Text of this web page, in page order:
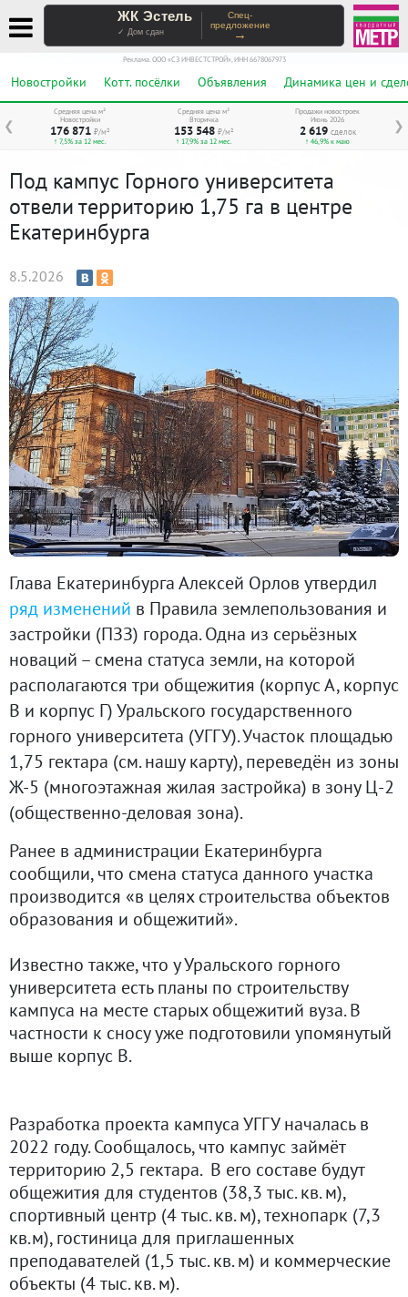
ЖК Эстель
✓ Дом сдан
Спец-
предложение
→
Реклама. ООО «СЗ ИНВЕСТСТРОЙ», ИНН 6678067973
Новостройки Котт. посёлки Объявления Динамика цен и
❮ ❯
Средняя цена м²
Новостройки
176 871 ₽/м²
↑ 7,5% за 12 мес.
Средняя цена м²
Вторичка
153 548 ₽/м²
↑ 17,9% за 12 мес.
Продажи новостроек
Июнь 2026
2 619 сделок
↑ 46,9% к маю
Под кампус Горного университета
отвели территорию 1,75 га в центре
Екатеринбурга
8.5.2026
Глава Екатеринбурга Алексей Орлов утвердил
ряд изменений в Правила землепользования и
застройки (ПЗЗ) города. Одна из серьёзных
новаций – смена статуса земли, на которой
располагаются три общежития (корпус А, корпус
В и корпус Г) Уральского государственного
горного университета (УГГУ). Участок площадью
1,75 гектара (см. нашу карту), переведён из зоны
Ж-5 (многоэтажная жилая застройка) в зону Ц-2
(общественно-деловая зона).
Ранее в администрации Екатеринбурга
сообщили, что смена статуса данного участка
производится «в целях строительства объектов
образования и общежитий».
Известно также, что у Уральского горного
университета есть планы по строительству
кампуса на месте старых общежитий вуза. В
частности к сносу уже подготовили упомянутый
выше корпус В.
Разработка проекта кампуса УГГУ началась в
2022 году. Сообщалось, что кампус займёт
территорию 2,5 гектара. В его составе будут
общежития для студентов (38,3 тыс. кв. м),
спортивный центр (4 тыс. кв. м), технопарк (7,3
кв.м), гостиница для приглашенных
преподавателей (1,5 тыс. кв. м) и коммерческие
объекты (4 тыс. кв. м).